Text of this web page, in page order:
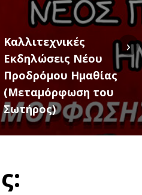
28 και 29 Αυγούστου,
Εκδηλώσεις για την
Αυγουστιάτικη
Πανσέληνο στην
Ημαθία από την
Εφορεία
Αρχαιοτήτων
›